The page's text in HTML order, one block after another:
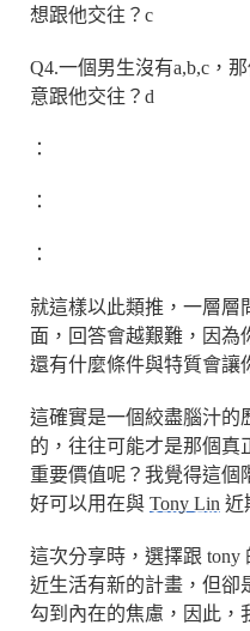
想跟他交往？c
Q4.一個男生沒有a,b,c，
意跟他交往？d
：
：
：
就這樣以此類推，一層層
面，回答會越艱難，因為
還有什麼條件與特質會讓
這確實是一個絞盡腦汁的
的，往往可能才是那個真
重要價值呢？我覺得這個
好可以用在與 Tony Lin 近
這次分享時，選擇跟 tony
近生活有新的計畫，但卻
勾到內在的焦慮，因此，